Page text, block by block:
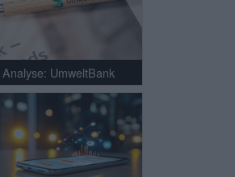
Analyse: UmweltBank